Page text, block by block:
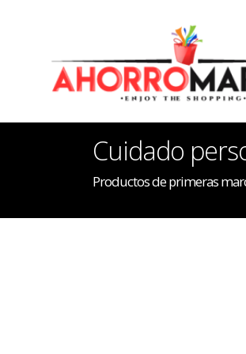
Cuidado
Productos de primeras